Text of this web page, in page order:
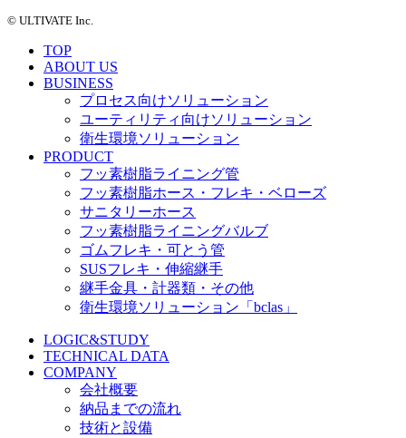
©️ ULTIVATE Inc.
TOP
ABOUT US
BUSINESS
プロセス向けソリューション
ユーティリティ向けソリューション
衛生環境ソリューション
PRODUCT
フッ素樹脂ライニング管
フッ素樹脂ホース・フレキ・ベローズ
サニタリーホース
フッ素樹脂ライニングバルブ
ゴムフレキ・可とう管
SUSフレキ・伸縮継手
継手金具・計器類・その他
衛生環境ソリューション「bclas」
LOGIC&STUDY
TECHNICAL DATA
COMPANY
会社概要
納品までの流れ
技術と設備